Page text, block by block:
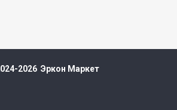
2026 Эркон Маркет